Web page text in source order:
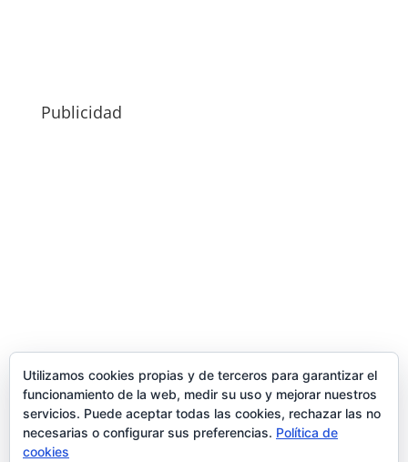
Publicidad
Utilizamos cookies propias y de terceros para garantizar el
funcionamiento de la web, medir su uso y mejorar nuestros
servicios. Puede aceptar todas las cookies, rechazar las no
necesarias o configurar sus preferencias. Política de
cookies